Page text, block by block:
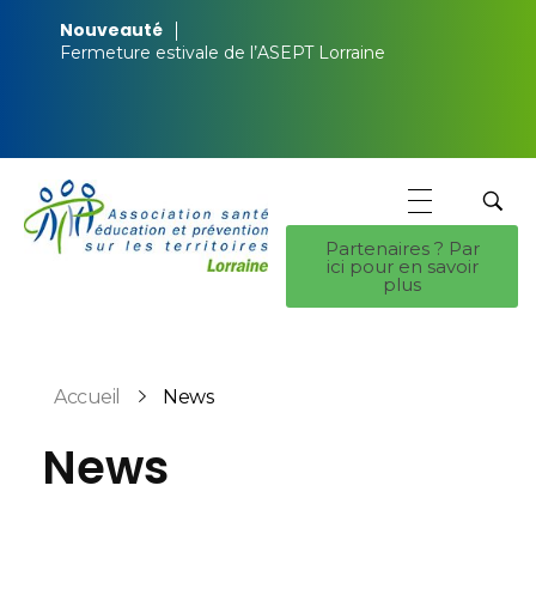
Nouveauté
Fermeture estivale de l’ASEPT Lorraine
Partenaires ? Par
ici pour en savoir
plus
Accueil News
News